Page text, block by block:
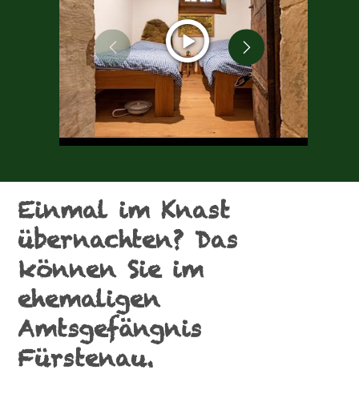
Einmal im Knast
übernachten? Das
können Sie im
ehemaligen
Amtsgefängnis
Fürstenau.